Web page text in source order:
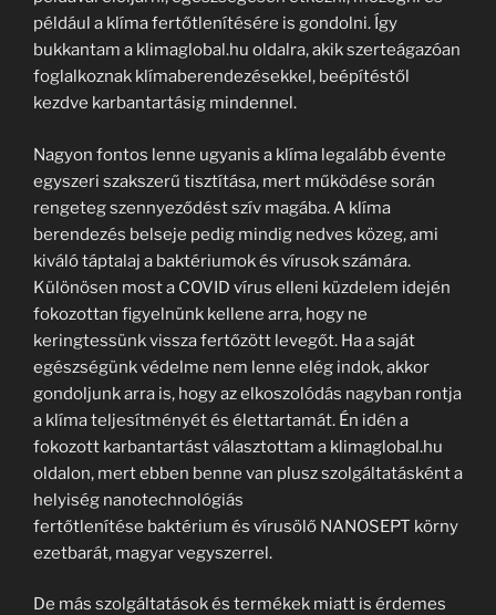
például a klíma fertőtlenítésére is gondolni. Így
bukkantam a klimaglobal.hu oldalra, akik szerteágazóan
foglalkoznak klímaberendezésekkel, beépítéstől
kezdve karbantartásig mindennel.
Nagyon fontos lenne ugyanis a klíma legalább évente
egyszeri szakszerű tisztítása, mert működése során
rengeteg szennyeződést szív magába. A klíma
berendezés belseje pedig mindig nedves közeg, ami
kiváló táptalaj a baktériumok és vírusok számára.
Különösen most a COVID vírus elleni küzdelem idején
fokozottan figyelnünk kellene arra, hogy ne
keringtessünk vissza fertőzött levegőt. Ha a saját
egészségünk védelme nem lenne elég indok, akkor
gondoljunk arra is, hogy az elkoszolódás nagyban rontja
a klíma teljesítményét és élettartamát. Én idén a
fokozott karbantartást választottam a klimaglobal.hu
oldalon, mert ebben benne van plusz szolgáltatásként a
helyiség nanotechnológiás
fertőtlenítése baktérium és vírusölő NANOSEPT körny
ezetbarát, magyar vegyszerrel.
De más szolgáltatások és termékek miatt is érdemes